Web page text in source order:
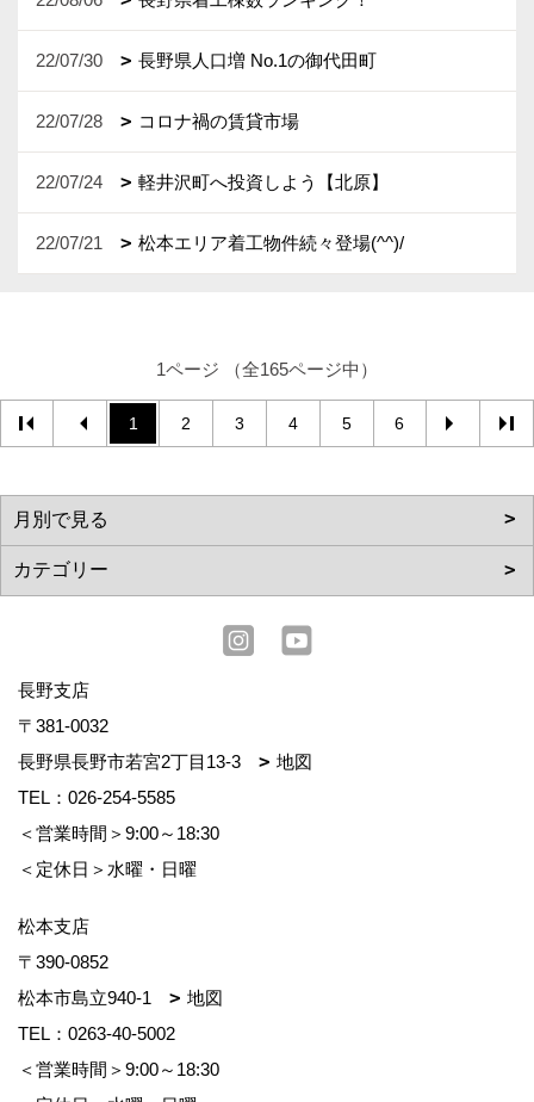
22/07/30 長野県人口増 No.1の御代田町
22/07/28 コロナ禍の賃貸市場
22/07/24 軽井沢町へ投資しよう【北原】
22/07/21 松本エリア着工物件続々登場(^^)/
1ページ （全165ページ中）
1 2 3 4 5 6
長野支店
〒381-0032
長野県長野市若宮2丁目13-3
地図
TEL： 026-254-5585
＜営業時間＞9:00～18:30
＜定休日＞水曜・日曜
松本支店
〒390-0852
松本市島立940-1
地図
TEL： 0263-40-5002
＜営業時間＞9:00～18:30